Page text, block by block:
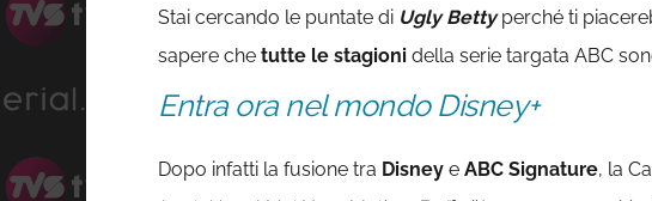
Stai cercando le puntate di Ugly Betty perché ti
sapere che tutte le stagioni della serie targata ABC
Entra ora nel mondo Disney+
Dopo infatti la fusione tra Disney e ABC Signature, la